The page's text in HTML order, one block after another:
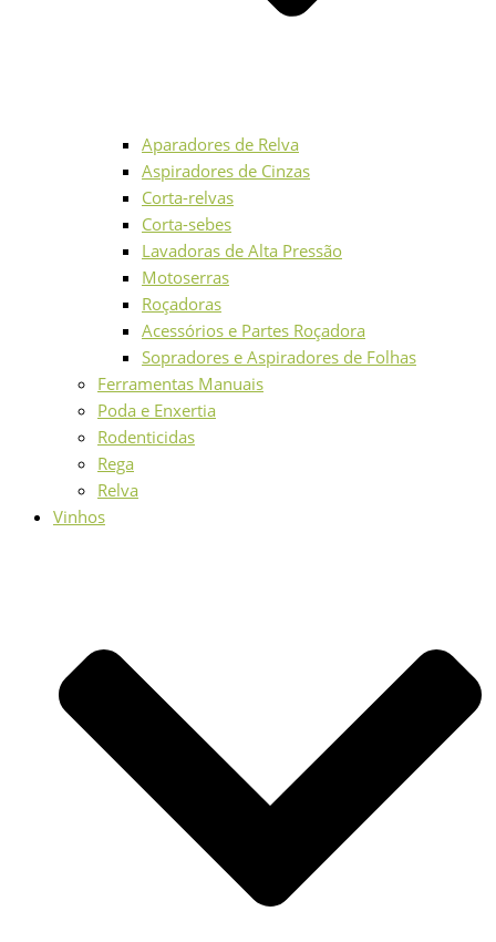
Aparadores de Relva
Aspiradores de Cinzas
Corta-relvas
Corta-sebes
Lavadoras de Alta Pressão
Motoserras
Roçadoras
Acessórios e Partes Roçadora
Sopradores e Aspiradores de Folhas
Ferramentas Manuais
Poda e Enxertia
Rodenticidas
Rega
Relva
Vinhos